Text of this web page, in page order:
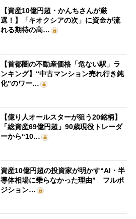
【資産10億円超・かんちさんが厳
選！】「キオクシアの次」に資金が流
れる期待の高…
【首都圏の不動産価格「危ない駅」ラ
ンキング】“中古マンション売れ行き鈍
化”のワー…
【億り人オールスターが狙う20銘柄】
「総資産69億円超」90歳現役トレーダ
ーから“10…
資産10億円超の投資家が明かす“AI・半
導体相場に乗らなかった理由” フルポ
ジション…